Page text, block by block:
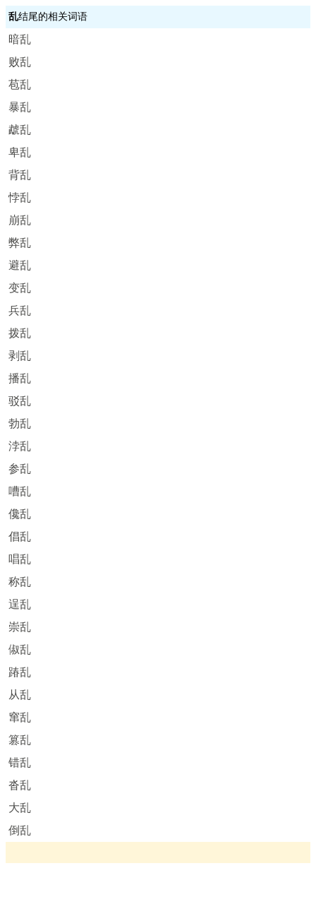
乱结尾的相关词语
暗乱
败乱
苞乱
暴乱
虣乱
卑乱
背乱
悖乱
崩乱
弊乱
避乱
变乱
兵乱
拨乱
剥乱
播乱
驳乱
勃乱
浡乱
参乱
嘈乱
儳乱
倡乱
唱乱
称乱
逞乱
崇乱
俶乱
踳乱
从乱
窜乱
篡乱
错乱
沓乱
大乱
倒乱